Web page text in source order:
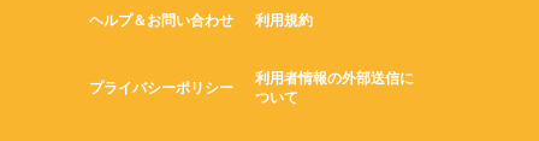
ヘルプ＆お問い合わせ 利用規約
プライバシーポリシー
利用者情報の外部送信に
ついて